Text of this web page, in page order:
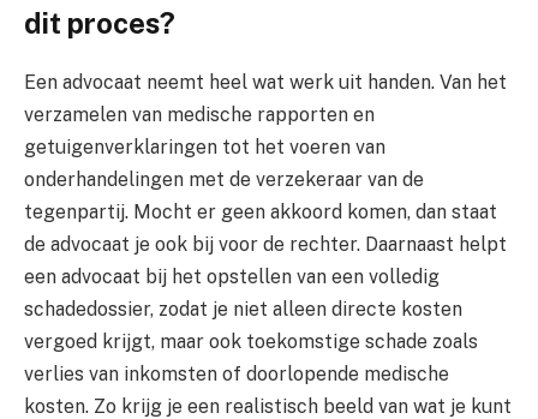
dit proces?
Een advocaat neemt heel wat werk uit handen. Van het
verzamelen van medische rapporten en
getuigenverklaringen tot het voeren van
onderhandelingen met de verzekeraar van de
tegenpartij. Mocht er geen akkoord komen, dan staat
de advocaat je ook bij voor de rechter. Daarnaast helpt
een advocaat bij het opstellen van een volledig
schadedossier, zodat je niet alleen directe kosten
vergoed krijgt, maar ook toekomstige schade zoals
verlies van inkomsten of doorlopende medische
kosten. Zo krijg je een realistisch beeld van wat je kunt